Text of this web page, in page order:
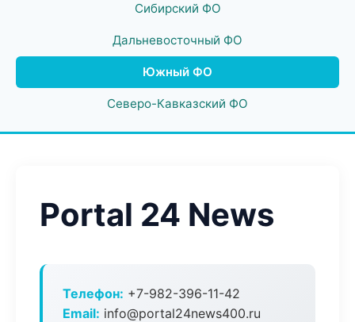
Сибирский ФО
Дальневосточный ФО
Южный ФО
Северо-Кавказский ФО
Portal 24 News
Телефон: +7-982-396-11-42
Email: info@portal24news400.ru